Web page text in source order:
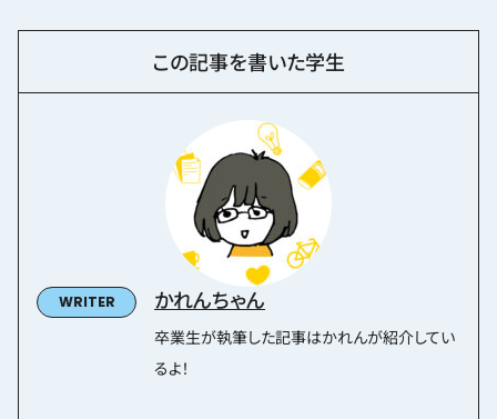
この記事を書いた学生
かれんちゃん
卒業生が執筆した記事はかれんが紹介してい
るよ！